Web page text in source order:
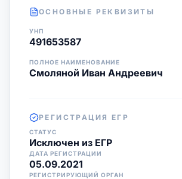
ОСНОВНЫЕ РЕКВИЗИТЫ
УНП
491653587
ПОЛНОЕ НАИМЕНОВАНИЕ
Смоляной Иван Андреевич
РЕГИСТРАЦИЯ ЕГР
СТАТУС
Исключен из ЕГР
ДАТА РЕГИСТРАЦИИ
05.09.2021
РЕГИСТРИРУЮЩИЙ ОРГАН